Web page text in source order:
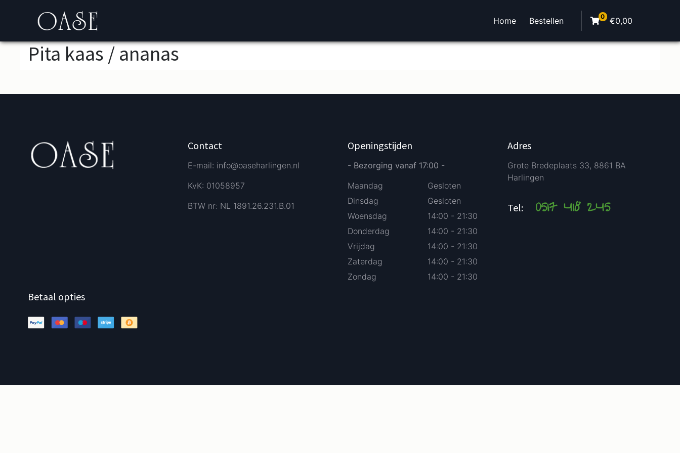
Home Bestellen 0 €0,00
Pita kaas / ananas
Contact
E-mail: info@oaseharlingen.nl
KvK: 01058957
BTW nr: NL 1891.26.231.B.01
Openingstijden
- Bezorging vanaf 17:00 -
Maandag
Dinsdag
Woensdag
Donderdag
Vrijdag
Zaterdag
Zondag
Gesloten
Gesloten
14:00 - 21:30
14:00 - 21:30
14:00 - 21:30
14:00 - 21:30
14:00 - 21:30
Adres
Grote Bredeplaats 33, 8861 BA
Harlingen
Tel: 0517 418 245
Betaal opties